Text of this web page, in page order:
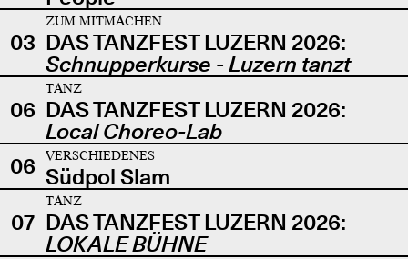
03
ZUM MITMACHEN
DAS TANZFEST LUZERN 2026:
Schnupperkurse - Luzern tanzt
06
TANZ
DAS TANZFEST LUZERN 2026:
Local Choreo-Lab
06
VERSCHIEDENES
Südpol Slam
07
TANZ
DAS TANZFEST LUZERN 2026:
LOKALE BÜHNE